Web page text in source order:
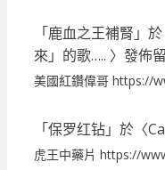
「鹿血之王補腎 」
來」的歌….. 〉發佈
美國紅鑽偉哥 https://
「保罗红钻」於〈
虎王中藥片 https://